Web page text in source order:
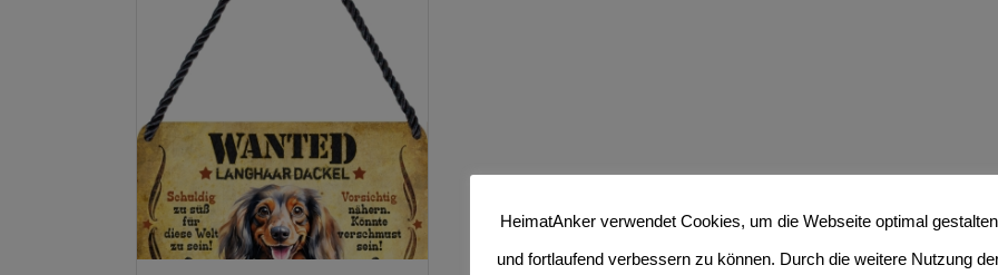
HeimatAnker verwendet Cookies, um die Webseite optimal gestalten
und fortlaufend verbessern zu können. Durch die weitere Nutzung